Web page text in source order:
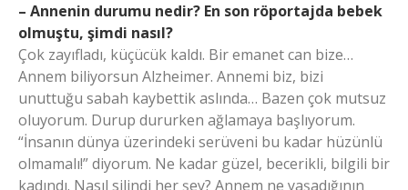
– Annenin durumu nedir? En son röportajda bebek
olmuştu, şimdi nasıl?
Çok zayıfladı, küçücük kaldı. Bir emanet can bize…
Annem biliyorsun Alzheimer. Annemi biz, bizi
unuttuğu sabah kaybettik aslında… Bazen çok mutsuz
oluyorum. Durup dururken ağlamaya başlıyorum.
“İnsanın dünya üzerindeki serüveni bu kadar hüzünlü
olmamalı!” diyorum. Ne kadar güzel, becerikli, bilgili bir
kadındı. Nasıl silindi her şey? Annem ne yaşadığının